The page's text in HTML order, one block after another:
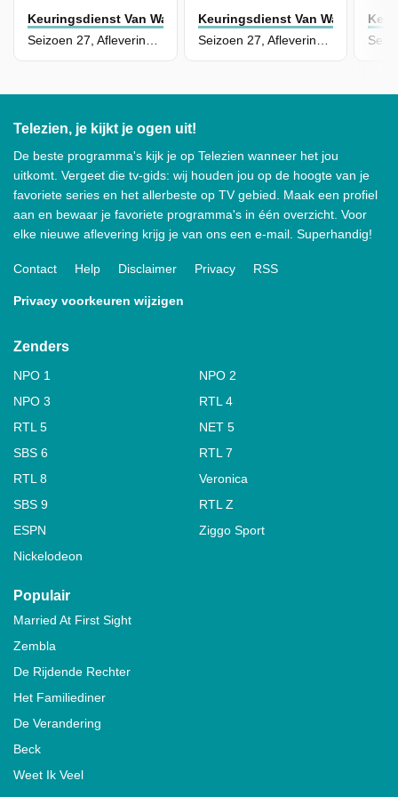
Keuringsdienst Van Waarde
Keuringsdienst Van Waarde
Telezien, je kijkt je ogen uit!
De beste programma's kijk je op Telezien wanneer het jou
uitkomt. Vergeet die tv-gids: wij houden jou op de hoogte van je
favoriete series en het allerbeste op TV gebied. Maak een profiel
aan en bewaar je favoriete programma's in één overzicht. Voor
elke nieuwe aflevering krijg je van ons een e-mail. Superhandig!
Contact Help Disclaimer Privacy RSS
Privacy voorkeuren wijzigen
Zenders
NPO 1
NPO 2
NPO 3
RTL 4
RTL 5
NET 5
SBS 6
RTL 7
RTL 8
Veronica
SBS 9
RTL Z
ESPN
Ziggo Sport
Nickelodeon
Populair
Married At First Sight
Zembla
De Rijdende Rechter
Het Familiediner
De Verandering
Beck
Weet Ik Veel